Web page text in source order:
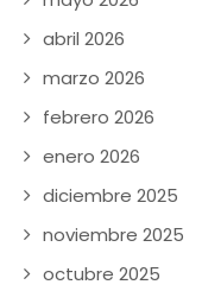
abril 2026
marzo 2026
febrero 2026
enero 2026
diciembre 2025
noviembre 2025
octubre 2025